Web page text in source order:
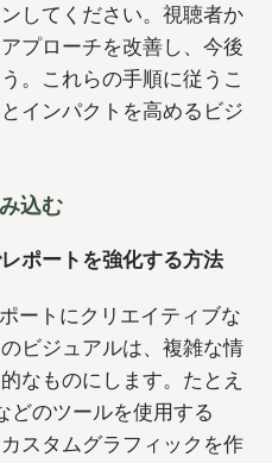
してください。視聴者か
プローチを改善し、今後
。これらの手順に従うこ
インパクトを高めるビジ
込む
ポートを強化する方法
ートにクリエイティブな
ビジュアルは、複雑な情
なものにします。たとえ
のツールを使用する
スタムグラフィックを作